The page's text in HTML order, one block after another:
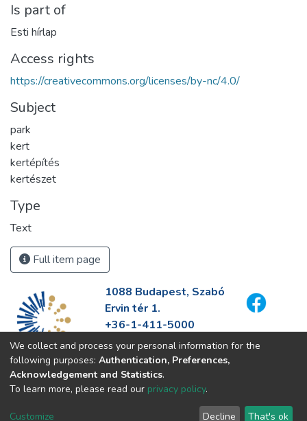
Is part of
Esti hírlap
Access rights
https://creativecommons.org/licenses/by-nc/4.0/
Subject
park
kert
kertépítés
kertészet
Type
Text
Full item page
1088 Budapest, Szabó
Ervin tér 1.
+36-1-411-5000
info@fszek.hu
https://fszek.hu
We collect and process your personal information for the
following purposes: Authentication, Preferences,
Acknowledgement and Statistics.
To learn more, please read our privacy policy.
Customize Decline That's ok